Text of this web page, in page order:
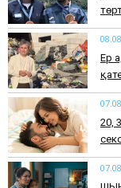
Ер
​20,